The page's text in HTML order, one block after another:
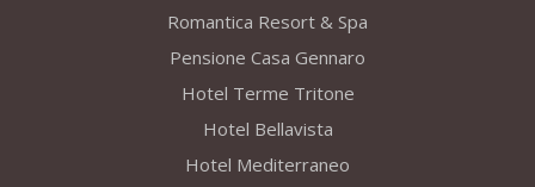
Romantica Resort & Spa
Pensione Casa Gennaro
Hotel Terme Tritone
Hotel Bellavista
Hotel Mediterraneo